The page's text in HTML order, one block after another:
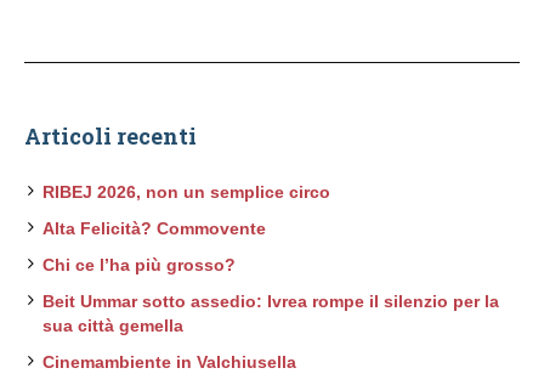
Articoli recenti
RIBEJ 2026, non un semplice circo
Alta Felicità? Commovente
Chi ce l’ha più grosso?
Beit Ummar sotto assedio: Ivrea rompe il silenzio per la
sua città gemella
Cinemambiente in Valchiusella